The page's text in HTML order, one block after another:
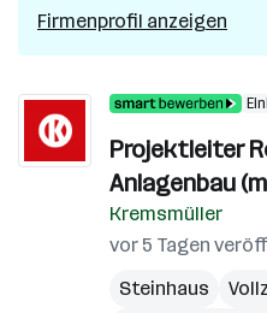
Firmenprofil anzeigen
Projektleiter
Anlagenbau
Kremsmüller
vor 5 Tagen
Steinhaus